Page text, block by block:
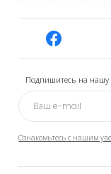
Подпишитесь на нашу
Ознакомьтесь с нашим